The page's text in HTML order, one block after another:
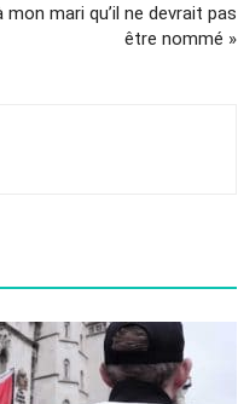
mon mari qu’il ne devrait pas
être nommé »